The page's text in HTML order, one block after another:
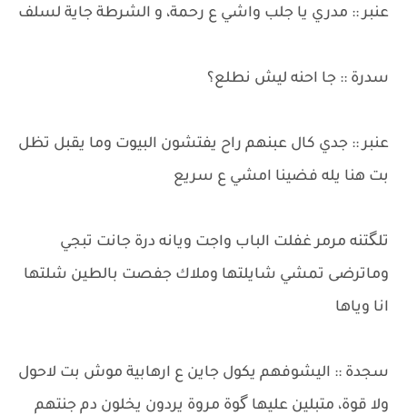
​عنبر :: مدري يا جلب واشي ع رحمة، و الشرطة جاية لسلف
​سدرة :: جا احنه ليش نطلع؟
​عنبر :: جدي كال عبنهم راح يفتشون البيوت وما يقبل تظل
بت هنا يله فضينا امشي ع سريع
​تلگتنه مرمر غفلت الباب واجت ويانه درة جانت تبجي
وماترضى تمشي شايلتها وملاك جفصت بالطين شلتها
انا وياها
​سجدة :: اليشوفهم يكول جاين ع ارهابية موش بت لاحول
ولا قوة، متبلين عليها گوة مروة يردون يخلون دم جنتهم